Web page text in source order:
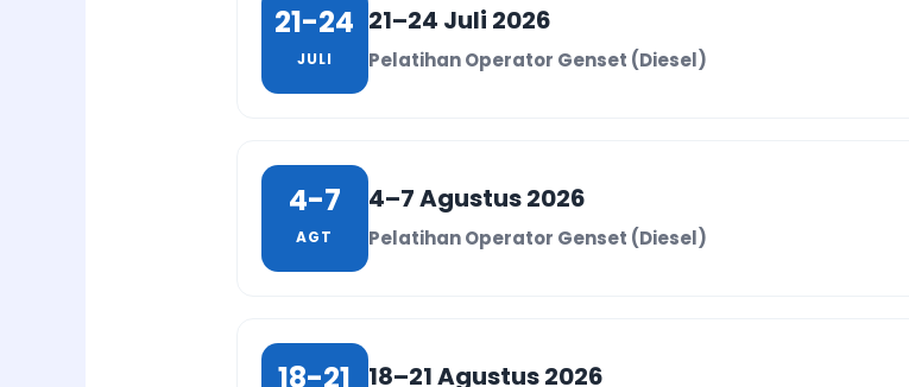
21-24
JULI
21–24 Juli 2026
Pelatihan Operator Genset (Diesel)
4-7
AGT
4–7 Agustus 2026
Pelatihan Operator Genset (Diesel)
18-21 18–21 Agustus 2026